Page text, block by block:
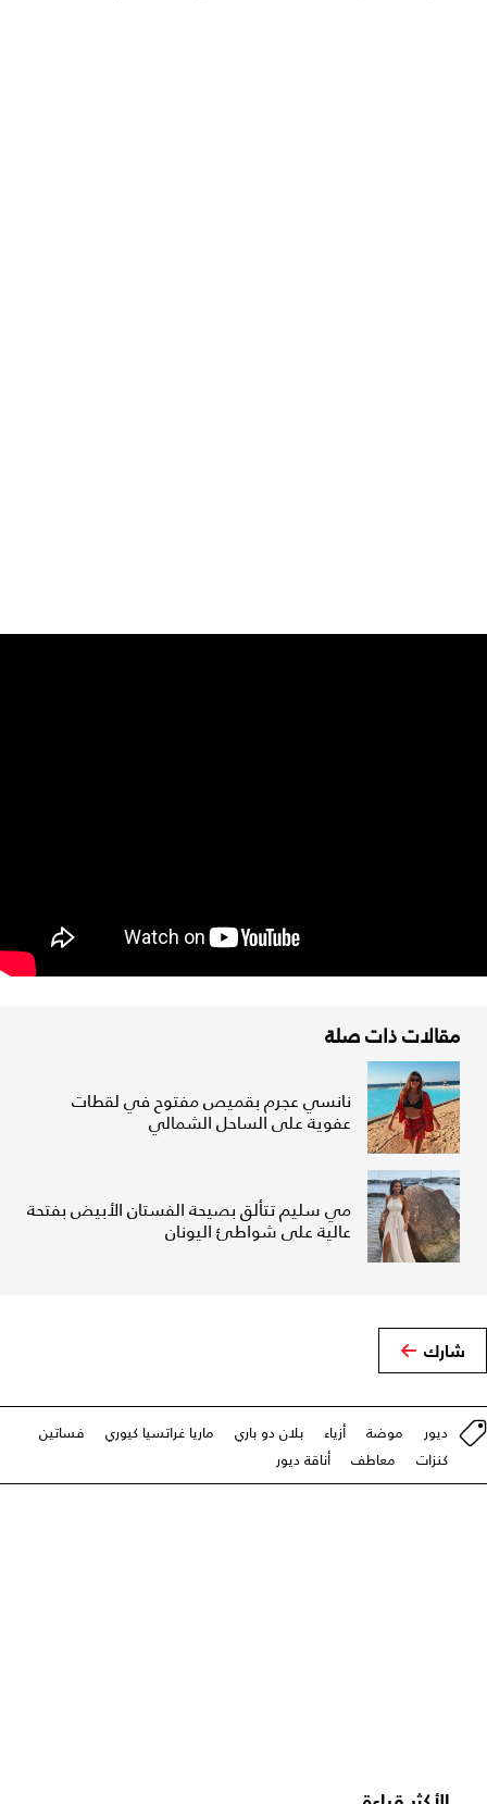
مقالات ذات صلة
نانسي عجرم بقميص مفتوح في لقطات
عفوية على الساحل الشمالي
مي سليم تتألق بصيحة الفستان الأبيض بفتحة
عالية على شواطئ اليونان
شارك
ديور موضة أزياء بلان دو باري ماريا غراتسيا كيوري
فساتين
كنزات
معاطف أناقة ديور